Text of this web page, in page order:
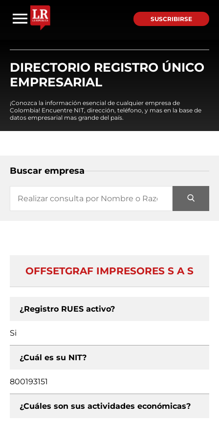
SUSCRIBIRSE
DIRECTORIO REGISTRO ÚNICO
EMPRESARIAL
¡Conozca la información esencial de cualquier empresa de
Colombia! Encuentre NIT, dirección, teléfono, y mas en la base de
datos empresarial mas grande del país.
Buscar empresa
OFFSETGRAF IMPRESORES S A S
¿Registro RUES activo?
Si
¿Cuál es su NIT?
800193151
¿Cuáles son sus actividades económicas?